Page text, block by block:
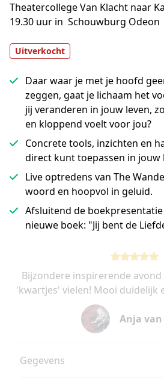
Theatercollege Van Klacht naar
19.30 uur in  Schouwburg Odeon
Uitverkocht
Daar waar je met je hoofd
zeggen, gaat je lichaam het
jij veranderen in jouw leven,
en kloppend voelt voor jou?
Concrete tools, inzichten en
direct kunt toepassen in jouw
Live optredens van The
woord en hoopvol in geluid.
Afsluitend de boekpresentatie
nieuwe boek: "Jij bent de
Bijzondere inspirerende
'kwartjes' vielen! Mooi duidelijk
Anja
Gegevens